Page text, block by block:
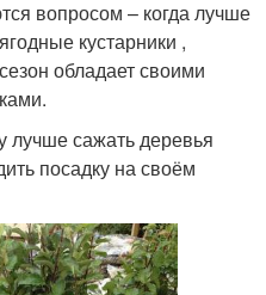
вопросом – когда лучше
кустарники ,
обладает своими
лучше сажать деревья
посадку на своём